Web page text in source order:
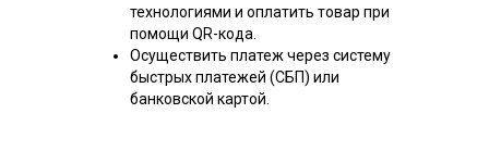
технологиями и оплатить товар при
помощи QR-кода.
Осуществить платеж через систему
быстрых платежей (СБП) или
банковской картой.